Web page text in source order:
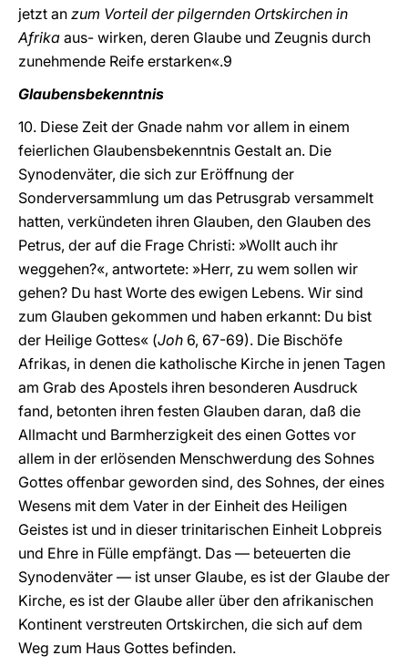
jetzt an zum Vorteil der pilgernden Ortskirchen in
Afrika aus- wirken, deren Glaube und Zeugnis durch
zunehmende Reife erstarken«.9
Glaubensbekenntnis
10. Diese Zeit der Gnade nahm vor allem in einem
feierlichen Glaubensbekenntnis Gestalt an. Die
Synodenväter, die sich zur Eröffnung der
Sonderversammlung um das Petrusgrab versammelt
hatten, verkündeten ihren Glauben, den Glauben des
Petrus, der auf die Frage Christi: »Wollt auch ihr
weggehen?«, antwortete: »Herr, zu wem sollen wir
gehen? Du hast Worte des ewigen Lebens. Wir sind
zum Glauben gekommen und haben erkannt: Du bist
der Heilige Gottes« (Joh 6, 67-69). Die Bischöfe
Afrikas, in denen die katholische Kirche in jenen Tagen
am Grab des Apostels ihren besonderen Ausdruck
fand, betonten ihren festen Glauben daran, daß die
Allmacht und Barmherzigkeit des einen Gottes vor
allem in der erlösenden Menschwerdung des Sohnes
Gottes offenbar geworden sind, des Sohnes, der eines
Wesens mit dem Vater in der Einheit des Heiligen
Geistes ist und in dieser trinitarischen Einheit Lobpreis
und Ehre in Fülle empfängt. Das — beteuerten die
Synodenväter — ist unser Glaube, es ist der Glaube der
Kirche, es ist der Glaube aller über den afrikanischen
Kontinent verstreuten Ortskirchen, die sich auf dem
Weg zum Haus Gottes befinden.